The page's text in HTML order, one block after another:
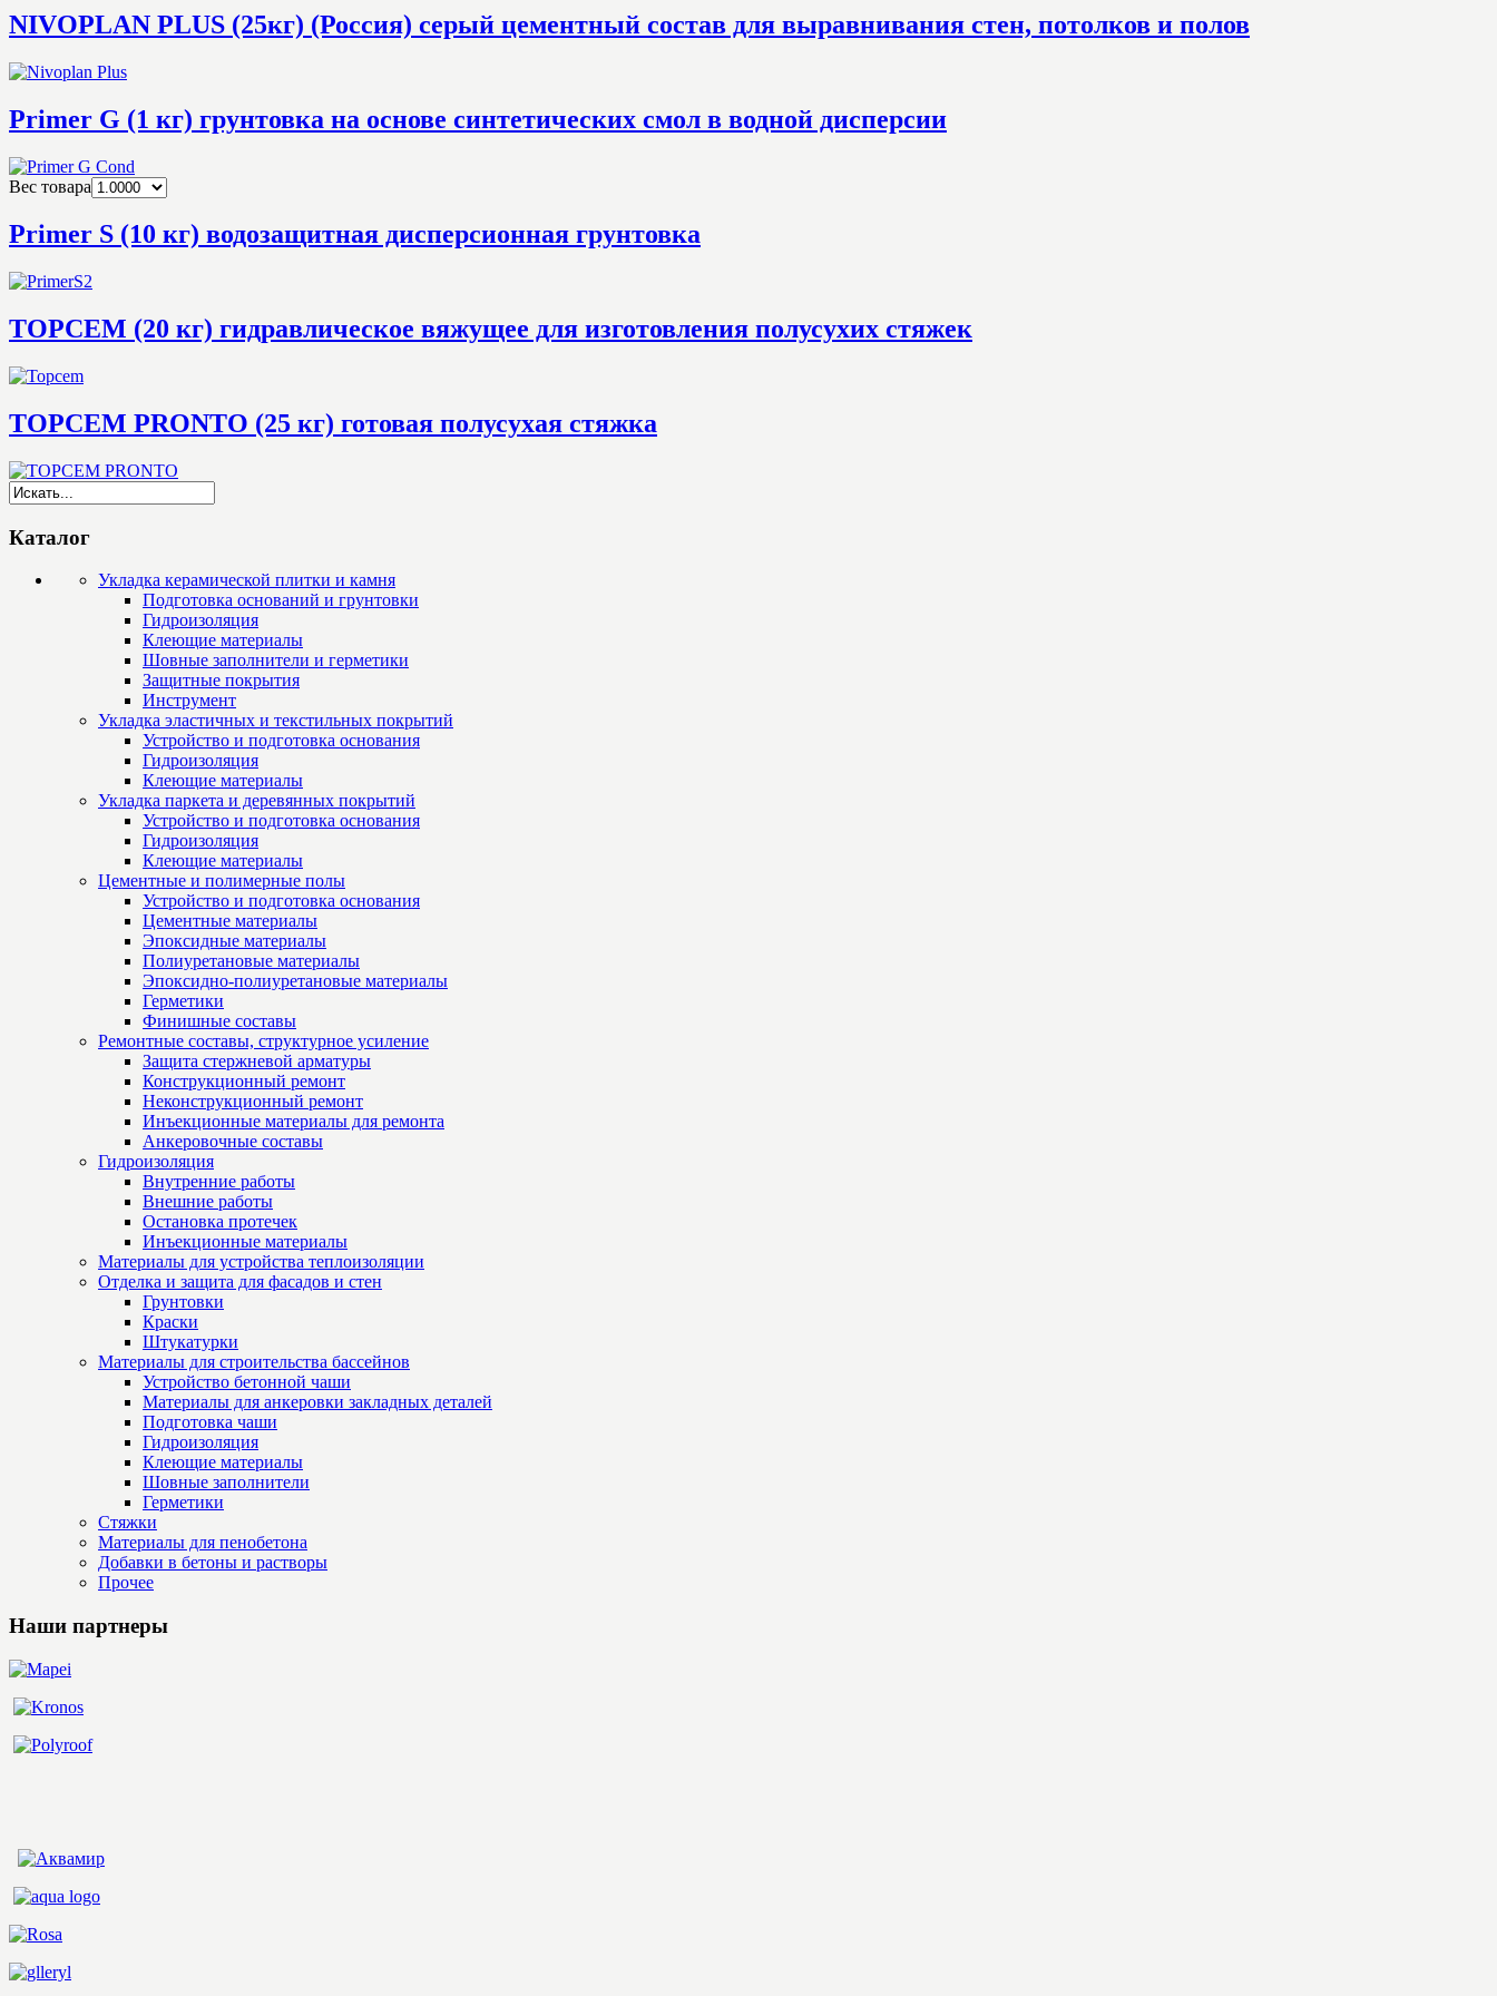
NIVOPLAN PLUS (25кг) (Россия) серый цементный состав для выравнивания стен, потолков и полов
Primer G (1 кг) грунтовка на основе синтетических смол в водной дисперсии
Вес товара
Primer S (10 кг) водозащитная дисперсионная грунтовка
TOPCEM (20 кг) гидравлическое вяжущее для изготовления полусухих стяжек
TOPCEM PRONTO (25 кг) готовая полусухая стяжка
Каталог
Укладка керамической плитки и камня
Подготовка оснований и грунтовки
Гидроизоляция
Клеющие материалы
Шовные заполнители и герметики
Защитные покрытия
Инструмент
Укладка эластичных и текстильных покрытий
Устройство и подготовка основания
Гидроизоляция
Клеющие материалы
Укладка паркета и деревянных покрытий
Устройство и подготовка основания
Гидроизоляция
Клеющие материалы
Цементные и полимерные полы
Устройство и подготовка основания
Цементные материалы
Эпоксидные материалы
Полиуретановые материалы
Эпоксидно-полиуретановые материалы
Герметики
Финишные составы
Ремонтные составы, структурное усиление
Защита стержневой арматуры
Конструкционный ремонт
Неконструкционный ремонт
Инъекционные материалы для ремонта
Анкеровочные составы
Гидроизоляция
Внутренние работы
Внешние работы
Остановка протечек
Инъекционные материалы
Материалы для устройства теплоизоляции
Отделка и защита для фасадов и стен
Грунтовки
Краски
Штукатурки
Материалы для строительства бассейнов
Устройство бетонной чаши
Материалы для анкеровки закладных деталей
Подготовка чаши
Гидроизоляция
Клеющие материалы
Шовные заполнители
Герметики
Стяжки
Материалы для пенобетона
Добавки в бетоны и растворы
Прочее
Наши партнеры